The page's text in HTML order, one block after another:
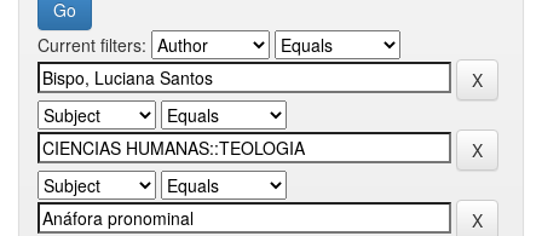
Current filters: